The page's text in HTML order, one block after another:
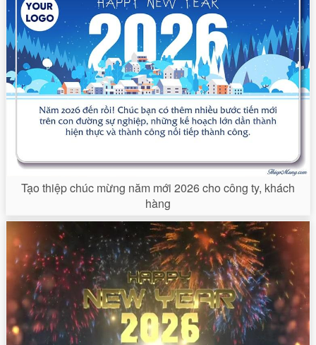
Tạo thiệp chúc mừng năm mới 2026 cho công ty, khách
hàng